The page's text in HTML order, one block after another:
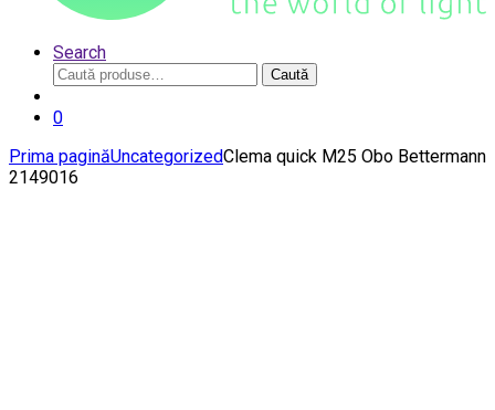
Search
Caută
după:
Caută
0
Prima paginăUncategorizedClema quick M25 Obo Bettermann
2149016